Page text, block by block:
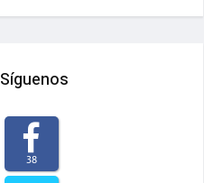
Síguenos
38